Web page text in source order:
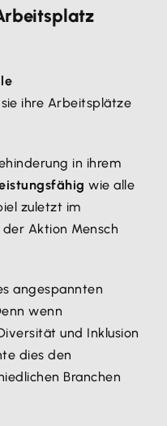
ihre Arbeitsplätze
in ihrem
wie alle
zuletzt im
der Aktion Mensch
angespannten
wenn
und Inklusion
dies den
Branchen